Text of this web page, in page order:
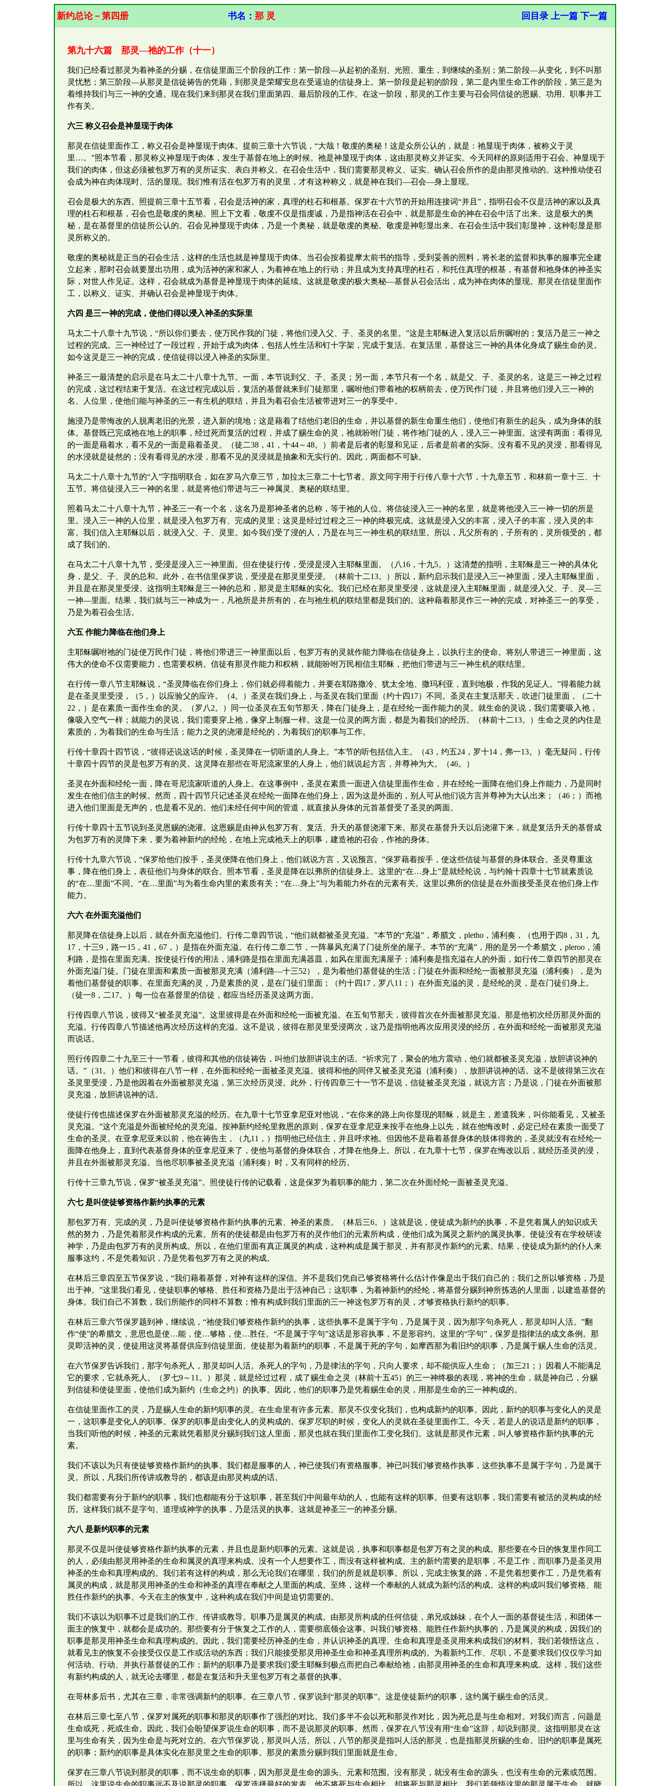
新约总论－第四册 书名： 那 灵 回目录 上一篇 下一篇
第九十六篇 那灵—祂的工作（十一）
我们已经看过那灵为着神圣的分赐，在信徒里面三个阶段的工作：第一阶段—从起初的圣别、光照、重生，到继续的圣别；第二阶段—从变化，到不叫那
灵忧愁；第三阶段—从那灵是信徒祷告的凭藉，到那灵是荣耀安息在受逼迫的信徒身上。第一阶段是起初的阶段，第二是内里生命工作的阶段，第三是为
着维持我们与三一神的交通。现在我们来到那灵在我们里面第四、最后阶段的工作。在这一阶段，那灵的工作主要与召会同信徒的恩赐、功用、职事并工
作有关。
六三 称义召会是神显现于肉体
那灵在信徒里面作工，称义召会是神显现于肉体。提前三章十六节说，“大哉！敬虔的奥秘！这是众所公认的，就是：祂显现于肉体，被称义于灵
里…。”照本节看，那灵称义神显现于肉体，发生于基督在地上的时候。祂是神显现于肉体，这由那灵称义并证实。今天同样的原则适用于召会。神显现于
我们的肉体，但这必须被包罗万有的灵所证实、表白并称义。在召会生活中，我们需要那灵称义、证实、确认召会所作的是由那灵推动的。这种推动使召
会成为神在肉体现时、活的显现。我们惟有活在包罗万有的灵里，才有这种称义，就是神在我们—召会—身上显现。
召会是极大的东西。照提前三章十五节看，召会是活神的家，真理的柱石和根基。保罗在十六节的开始用连接词“并且”，指明召会不仅是活神的家以及真
理的柱石和根基，召会也是敬虔的奥秘。照上下文看，敬虔不仅是指虔诚，乃是指神活在召会中，就是那是生命的神在召会中活了出来。这是极大的奥
秘，是在基督里的信徒所公认的。召会见神显现于肉体，乃是一个奥秘，就是敬虔的奥秘。敬虔是神彰显出来。在召会生活中我们彰显神，这种彰显是那
灵所称义的。
敬虔的奥秘就是正当的召会生活，这样的生活也就是神显现于肉体。当召会按着提摩太前书的指导，受到妥善的照料，将长老的监督和执事的服事完全建
立起来，那时召会就要显出功用，成为活神的家和家人，为着神在地上的行动；并且成为支持真理的柱石，和托住真理的根基，有基督和祂身体的神圣实
际，对世人作见证。这样，召会就成为基督是神显现于肉体的延续。这就是敬虔的极大奥秘—基督从召会活出，成为神在肉体的显现。那灵在信徒里面作
工，以称义、证实、并确认召会是神显现于肉体。
六四 是三一神的完成，使他们得以浸入神圣的实际里
马太二十八章十九节说，“所以你们要去，使万民作我的门徒，将他们浸入父、子、圣灵的名里。”这是主耶稣进入复活以后所嘱咐的；复活乃是三一神之
过程的完成。三一神经过了一段过程，开始于成为肉体，包括人性生活和钉十字架，完成于复活。在复活里，基督这三一神的具体化身成了赐生命的灵。
如今这灵是三一神的完成，使信徒得以浸入神圣的实际里。
神圣三一最清楚的启示是在马太二十八章十九节。一面，本节说到父、子、圣灵；另一面，本节只有一个名，就是父、子、圣灵的名。这是三一神之过程
的完成，这过程结束于复活。在这过程完成以后，复活的基督就来到门徒那里，嘱咐他们带着祂的权柄前去，使万民作门徒，并且将他们浸入三一神的
名、人位里，使他们能与神圣的三一有生机的联结，并且为着召会生活被带进对三一的享受中。
施浸乃是带悔改的人脱离老旧的光景，进入新的境地；这是藉着了结他们老旧的生命，并以基督的新生命重生他们，使他们有新生的起头，成为身体的肢
体。基督既已完成祂在地上的职事，经过死而复活的过程，并成了赐生命的灵，祂就吩咐门徒，将作祂门徒的人，浸入三一神里面。这浸有两面：看得见
的一面是藉着水，看不见的一面是藉着圣灵。（徒二38，41，十44～48。）前者是后者的彰显和见证，后者是前者的实际。没有看不见的灵浸，那看得见
的水浸就是徒然的；没有看得见的水浸，那看不见的灵浸就是抽象和无实行的。因此，两面都不可缺。
马太二十八章十九节的“入”字指明联合，如在罗马六章三节，加拉太三章二十七节者。原文同字用于行传八章十六节，十九章五节，和林前一章十三、十
五节。将信徒浸入三一神的名里，就是将他们带进与三一神属灵、奥秘的联结里。
照着马太二十八章十九节，神圣三一有一个名，这名乃是那神圣者的总称，等于祂的人位。将信徒浸入三一神的名里，就是将他浸入三一神一切的所是
里。浸入三一神的人位里，就是浸入包罗万有、完成的灵里；这灵是经过过程之三一神的终极完成。这就是浸入父的丰富，浸入子的丰富，浸入灵的丰
富。我们信入主耶稣以后，就浸入父、子、灵里。如今我们受了浸的人，乃是在与三一神生机的联结里。所以，凡父所有的，子所有的，灵所领受的，都
成了我们的。
在马太二十八章十九节，受浸是浸入三一神里面。但在使徒行传，受浸是浸入主耶稣里面。（八16，十九5。）这清楚的指明，主耶稣是三一神的具体化
身，是父、子、灵的总和。此外，在书信里保罗说，受浸是在那灵里受浸。（林前十二13。）所以，新约启示我们是浸入三一神里面，浸入主耶稣里面，
并且是在那灵里受浸。这指明主耶稣是三一神的总和，那灵是主耶稣的实化。我们已经在那灵里受浸，这就是浸入主耶稣里面，就是浸入父、子、灵—三
一神—里面。结果，我们就与三一神成为一，凡祂所是并所有的，在与祂生机的联结里都是我们的。这种藉着那灵作三一神的完成，对神圣三一的享受，
乃是为着召会生活。
六五 作能力降临在他们身上
主耶稣嘱咐祂的门徒使万民作门徒，将他们带进三一神里面以后，包罗万有的灵就作能力降临在信徒身上，以执行主的使命。将别人带进三一神里面，这
伟大的使命不仅需要能力，也需要权柄。信徒有那灵作能力和权柄，就能吩咐万民相信主耶稣，把他们带进与三一神生机的联结里。
在行传一章八节主耶稣说，“圣灵降临在你们身上，你们就必得着能力，并要在耶路撒冷、犹太全地、撒玛利亚，直到地极，作我的见证人。”得着能力就
是在圣灵里受浸，（5，）以应验父的应许。（4。）圣灵在我们身上，与圣灵在我们里面（约十四17）不同。圣灵在主复活那天，吹进门徒里面，（二十
22，）是在素质一面作生命的灵。（罗八2。）同一位圣灵在五旬节那天，降在门徒身上，是在经纶一面作能力的灵。就生命的灵说，我们需要吸入祂，
像吸入空气一样；就能力的灵说，我们需要穿上祂，像穿上制服一样。这是一位灵的两方面，都是为着我们的经历。（林前十二13。）生命之灵的内住是
素质的，为着我们的生命与生活；能力之灵的浇灌是经纶的，为着我们的职事与工作。
行传十章四十四节说，“彼得还说这话的时候，圣灵降在一切听道的人身上。”本节的听包括信入主。（43，约五24，罗十14，弗一13。）毫无疑问，行传
十章四十四节的灵是包罗万有的灵。这灵降在那些在哥尼流家里的人身上，他们就说起方言，并尊神为大。（46。）
圣灵在外面和经纶一面，降在哥尼流家听道的人身上。在这事例中，圣灵在素质一面进入信徒里面作生命，并在经纶一面降在他们身上作能力，乃是同时
发生在他们信主的时候。然而，四十四节只记述圣灵在经纶一面降在他们身上，因为这是外面的，别人可从他们说方言并尊神为大认出来；（46；）而祂
进入他们里面是无声的，也是看不见的。他们未经任何中间的管道，就直接从身体的元首基督受了圣灵的两面。
行传十章四十五节说到圣灵恩赐的浇灌。这恩赐是由神从包罗万有、复活、升天的基督浇灌下来。那灵在基督升天以后浇灌下来，就是复活升天的基督成
为包罗万有的灵降下来，要为着神新约的经纶，在地上完成祂天上的职事，建造祂的召会，作祂的身体。
行传十九章六节说，“保罗给他们按手，圣灵便降在他们身上，他们就说方言，又说预言。”保罗藉着按手，使这些信徒与基督的身体联合。圣灵尊重这
事，降在他们身上，表征他们与身体的联合。照本节看，圣灵是降在以弗所的信徒身上。这里的“在…身上”是就经纶说，与约翰十四章十七节就素质说
的“在…里面”不同。“在…里面”与为着生命内里的素质有关；“在…身上”与为着能力外在的元素有关。这里以弗所的信徒是在外面接受圣灵在他们身上作
能力。
六六 在外面充溢他们
那灵降在信徒身上以后，就在外面充溢他们。行传二章四节说，“他们就都被圣灵充溢。”本节的“充溢”，希腊文，pletho，浦利奏，（也用于四8，31，九
17，十三9，路一15，41，67，）是指在外面充溢。在行传二章二节，一阵暴风充满了门徒所坐的屋子。本节的“充满”，用的是另一个希腊文，pleroo，浦
利路，是指在里面充满。按使徒行传的用法，浦利路是指在里面充满器皿，如风在里面充满屋子；浦利奏是指充溢在人的外面，如行传二章四节的那灵在
外面充溢门徒。门徒在里面和素质一面被那灵充满（浦利路—十三52），是为着他们基督徒的生活；门徒在外面和经纶一面被那灵充溢（浦利奏），是为
着他们基督徒的职事。在里面充满的灵，乃是素质的灵，是在门徒们里面；（约十四17，罗八11；）在外面充溢的灵，是经纶的灵，是在门徒们身上。
（徒一8，二17。）每一位在基督里的信徒，都应当经历圣灵这两方面。
行传四章八节说，彼得又“被圣灵充溢”。这里彼得是在外面和经纶一面被充溢。在五旬节那天，彼得首次在外面被那灵充溢。那是他初次经历那灵外面的
充溢。行传四章八节描述他再次经历这样的充溢。这不是说，彼得在那灵里受浸两次，这乃是指明他再次应用灵浸的经历，在外面和经纶一面被那灵充溢
而说话。
照行传四章二十九至三十一节看，彼得和其他的信徒祷告，叫他们放胆讲说主的话。“祈求完了，聚会的地方震动，他们就都被圣灵充溢，放胆讲说神的
话。”（31。）他们和彼得在八节一样，在外面和经纶一面被圣灵充溢。彼得和他的同伴又被圣灵充溢（浦利奏），放胆讲说神的话。这不是彼得第三次在
圣灵里受浸，乃是他因着在外面被那灵充溢，第三次经历灵浸。此外，行传四章三十一节不是说，信徒被圣灵充溢，就说方言；乃是说，门徒在外面被那
灵充溢，放胆讲说神的话。
使徒行传也描述保罗在外面被那灵充溢的经历。在九章十七节亚拿尼亚对他说，“在你来的路上向你显现的耶稣，就是主，差遣我来，叫你能看见，又被圣
灵充溢。”这个充溢是外面被经纶的灵充溢。按神新约经纶里救恩的原则，保罗在亚拿尼亚来按手在他身上以先，就在他悔改时，必定已经在素质一面受了
生命的圣灵。在亚拿尼亚来以前，他在祷告主，（九11，）指明他已经信主，并且呼求祂。但因他不是藉着基督身体的肢体得救的，圣灵就没有在经纶一
面降在他身上，直到代表基督身体的亚拿尼亚来了，使他与基督的身体联合，才降在他身上。所以，在九章十七节，保罗在悔改以后，就经历圣灵的浸，
并且在外面被那灵充溢。当他尽职事被圣灵充溢（浦利奏）时，又有同样的经历。
行传十三章九节说，保罗“被圣灵充溢”。照使徒行传的记载看，这是保罗为着职事的能力，第二次在外面经纶一面被圣灵充溢。
六七 是叫使徒够资格作新约执事的元素
那包罗万有、完成的灵，乃是叫使徒够资格作新约执事的元素、神圣的素质。（林后三6。）这就是说，使徒成为新约的执事，不是凭着属人的知识或天
然的努力，乃是凭着那灵作构成的元素。所有的使徒都是由包罗万有的灵作他们的元素所构成，使他们成为属灵之新约的属灵执事。使徒没有在学校研读
神学，乃是由包罗万有的灵所构成。所以，在他们里面有真正属灵的构成，这种构成是属于那灵，并有那灵作新约的元素。结果，使徒成为新约的仆人来
服事这约，不是凭着知识，乃是凭着包罗万有之灵的构成。
在林后三章四至五节保罗说，“我们藉着基督，对神有这样的深信。并不是我们凭自己够资格将什么估计作像是出于我们自己的；我们之所以够资格，乃是
出于神。”这里我们看见，使徒职事的够格、胜任和资格乃是出于活神自己；这职事，为着神新约的经纶，将基督分赐到神所拣选的人里面，以建造基督的
身体。我们自己不算数，我们所能作的同样不算数；惟有构成到我们里面的三一神这包罗万有的灵，才够资格执行新约的职事。
在林后三章六节保罗题到神，继续说，“祂使我们够资格作新约的执事，这些执事不是属于字句，乃是属于灵，因为那字句杀死人，那灵却叫人活。”翻
作“使”的希腊文，意思也是使…能，使…够格，使…胜任。“不是属于字句”这话是形容执事，不是形容约。这里的“字句”，保罗是指律法的成文条例。那
灵即活神的灵，使徒用这灵将基督供应到信徒里面。使徒那为着新约的职事，不是属于死的字句，如摩西那为着旧约的职事，乃是属于赐人生命的活灵。
在六节保罗告诉我们，那字句杀死人，那灵却叫人活。杀死人的字句，乃是律法的字句，只向人要求，却不能供应人生命；（加三21；）因着人不能满足
它的要求，它就杀死人。（罗七9～11。）那灵，就是经过过程，成了赐生命之灵（林前十五45）的三一神终极的表现，将神的生命，就是神自己，分赐
到信徒和使徒里面，使他们成为新约（生命之约）的执事。因此，他们的职事乃是凭着赐生命的灵，用那是生命的三一神构成的。
在信徒里面作工的灵，乃是赐人生命的新约职事的灵。在生命里有许多元素。那灵不仅变化我们，也构成新约的职事。因此，新约的职事与变化人的灵是
一，这职事是变化人的职事。保罗的职事是由变化人的灵构成的。保罗尽职的时候，变化人的灵就在圣徒里面作工。今天，若是人的说话是新约的职事，
当我们听他的时候，神圣的元素就凭着那灵分赐到我们这人里面，那灵也就在我们里面作工变化我们。这就是那灵作元素，叫人够资格作新约执事的元
素。
我们不该以为只有使徒够资格作新约的执事。我们都是服事的人，神已使我们有资格服事。神已叫我们够资格作执事，这些执事不是属于字句，乃是属于
灵。所以，凡我们所传讲或教导的，都该是由那灵构成的话。
我们都需要有分于新约的职事，我们也都能有分于这职事，甚至我们中间最年幼的人，也能有这样的职事。但要有这职事，我们需要有被活的灵构成的经
历。这样我们就不是字句、道理或神学的执事，乃是活灵的执事。这就是神圣三一的神圣分赐。
六八 是新约职事的元素
那灵不仅是叫使徒够资格作新约执事的元素，并且也是新约职事的元素。这就是说，执事和职事都是包罗万有之灵的构成。那些要在今日的恢复里作同工
的人，必须由那灵用神圣的生命和属灵的真理来构成。没有一个人想要作工，而没有这样被构成。主的新约需要的是职事，不是工作，而职事乃是圣灵用
神圣的生命和真理构成的。我们若有这样的构成，那么无论我们在哪里，我们的所是就是职事。所以，完成主恢复的路，不是凭着想要作工，乃是凭着有
属灵的构成，就是那灵用神圣的生命和神圣的真理在奉献之人里面的构成。至终，这样一个奉献的人就成为新约活的构成。这样的构成叫我们够资格、能
胜任作新约的执事。今天在主的恢复中，这种构成在我们中间是迫切需要的。
我们不该以为职事不过是我们的工作、传讲或教导。职事乃是属灵的构成。由那灵所构成的任何信徒，弟兄或姊妹，在个人一面的基督徒生活，和团体一
面主的恢复中，就都会是成功的。那些要有分于恢复之工作的人，需要彻底领会这事。叫我们够资格、能胜任作新约执事的，乃是属灵的构成，因我们的
职事是那灵用神圣生命和真理构成的。因此，我们需要经历神圣的生命，并认识神圣的真理。生命和真理是圣灵用来构成我们的材料。我们若领悟这点，
就看见主的恢复不会接受仅仅是工作或活动的东西；我们只能接受那灵用神圣生命和神圣真理所构成的。为着新约工作、尽职，不是要求我们仅仅学习如
何活动、行动、并执行基督徒的工作；新约的职事乃是要求我们爱主耶稣到极点而把自己奉献给祂，由那灵用神圣的生命和真理来构成。这样，我们这些
有新约构成的人，就无论去哪里，都是在复活和升天里包罗万有之基督的执事。
在哥林多后书，尤其在三章，非常强调新约的职事。在三章八节，保罗说到“那灵的职事”。这是使徒新约的职事，这约属于赐生命的活灵。
在林后三章七至八节，保罗对属死的职事和那灵的职事作了强烈的对比。我们多半不会以死和那灵作对比，因为死总是与生命相对。对我们而言，问题是
生命或死，死或生命。因此，我们会盼望保罗说生命的职事，而不是说那灵的职事。然而，保罗在八节没有用“生命”这辞，却说到那灵。这指明那灵在这
里与生命有关，因为生命是与死对立的。在六节保罗说，那灵叫人活。所以，八节的那灵是指叫人活的那灵，也是指那灵所赐的生命。旧约的职事是属死
的职事；新约的职事是具体实化在那灵里之生命的职事。那灵的素质分赐到我们里面就是生命。
保罗在三章八节说到那灵的职事，而不说生命的职事，因为那灵是生命的源头、元素和范围。没有那灵，就没有生命的源头，也没有生命的元素或范围。
所以，这里说生命的职事远不及说那灵的职事。保罗选择最好的发表，他不将死与生命相比，却将死与那灵相比。我们若领悟这里的那灵属于生命，就晓